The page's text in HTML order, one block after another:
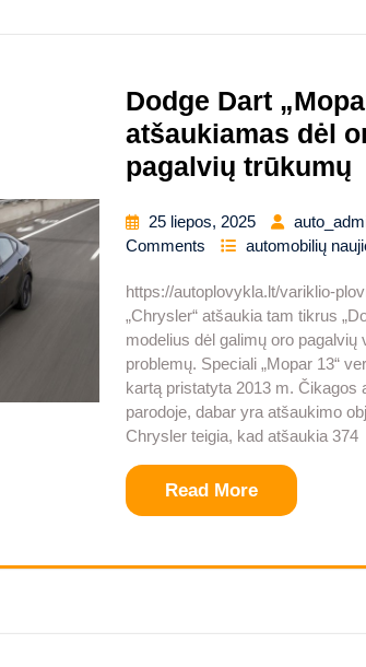
Dodge Dart
atšaukiamas dėl
pagalvių trūkumų
25 liepos, 2025
Comments
automobilių
https://autoplovykla.lt/variklio-
„Chrysler“ atšaukia tam tikrus
modelius dėl galimų oro pagalvių
problemų. Speciali „Mopar 13“
kartą pristatyta 2013 m. Čikagos
parodoje, dabar yra atšaukimo
Chrysler teigia, kad atšaukia 374
Read More